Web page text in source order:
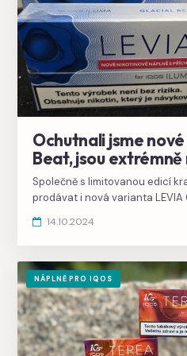
Ochutnali jsme
Beat, jsou
Společně s limitovanou edicí
prodávat i nová varianta
připomene, jsou velmi chladivé
14.10.2024
NÁPLNĚ PRO IQOS